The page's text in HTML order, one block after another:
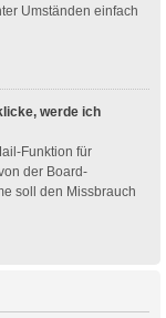
Umständen einfach
werde ich
Funktion für
der Board-
soll den Missbrauch